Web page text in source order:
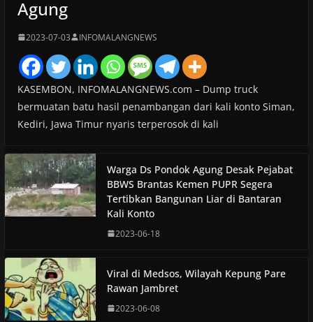
Agung
2023-07-03 INFOMALANGNEWS
KASEMBON, INFOMALANGNEWS.com – Dump truck
bermuatan batu hasil penambangan dari kali konto Siman,
Kediri, Jawa Timur nyaris terperosok di kali
Warga Ds Pondok Agung Desak Pejabat
BBWS Brantas Kemen PUPR Segera
Tertibkan Bangunan Liar di Bantaran
Kali Konto
2023-06-18
Viral di Medsos, Wilayah Kepung Pare
Rawan Jambret
2023-06-08